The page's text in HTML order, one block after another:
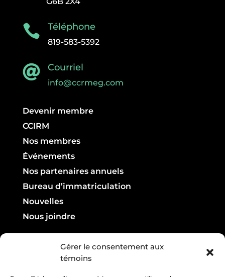
Gérer le consentement aux
témoins
 Téléphone
819-583-5392
 Courriel
info@ccrmeg.com
Devenir membre
CCIRM
Nos membres
Événements
Nos partenaires annuels
Bureau d’immatriculation
Nouvelles
Nous joindre
Infolettre
Courriel :